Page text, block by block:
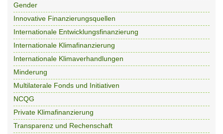
Gender
Innovative Finanzierungsquellen
Internationale Entwicklungsfinanzierung
Internationale Klimafinanzierung
Internationale Klimaverhandlungen
Minderung
Multilaterale Fonds und Initiativen
NCQG
Private Klimafinanzierung
Transparenz und Rechenschaft